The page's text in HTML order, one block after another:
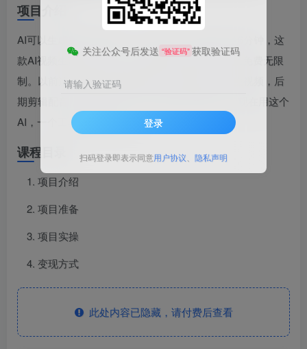
项目介绍
AI可以生成原创中视频了！不是4秒，而是最长达6分钟，这
款AI视频生成工具，手机、电脑皆可以使用，而且免费无限
制。以前这种视频得需要写脚本，用画分镜，图生视频，后
期剪辑配音，至少3个以上AI工具配合才能完成。现在用这个
AI，一个工具就可以搞定。
课程目录
项目介绍
项目准备
项目实操
变现方式
此处内容已隐藏，请付费后查看
关注公众号后发送 “验证码” 获取验证码
请输入验证码
登录
扫码登录即表示同意用户协议、 隐私声明